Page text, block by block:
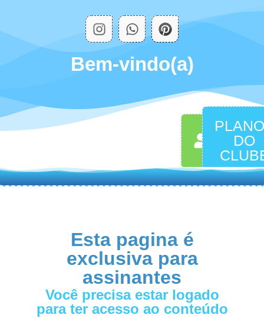
Bem-vindo(a)
MINHA
CONTA
DO
Esta pagina é
exclusiva para
assinantes
Você precisa estar logado
para ter acesso ao conteúdo